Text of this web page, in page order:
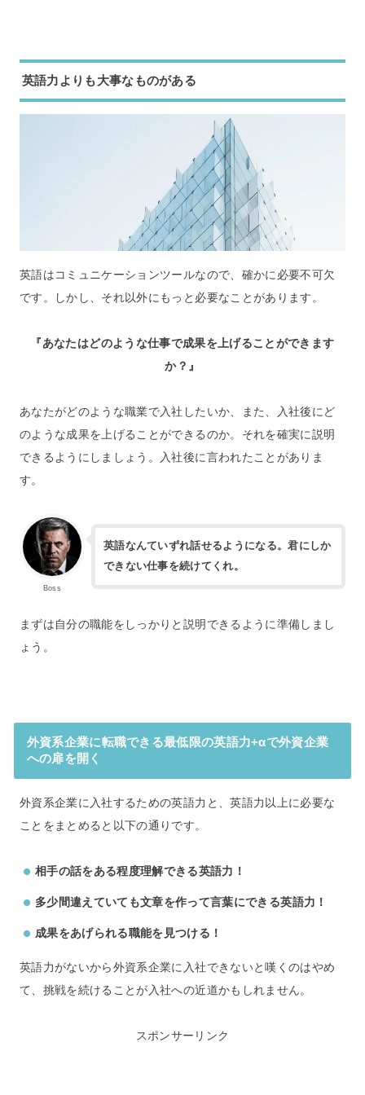
英語力よりも大事なものがある
英語はコミュニケーションツールなので、確かに必要不可欠
です。しかし、それ以外にもっと必要なことがあります。
『あなたはどのような仕事で成果を上げることができます
か？』
あなたがどのような職業で入社したいか、また、入社後にど
のような成果を上げることができるのか。それを確実に説明
できるようにしましょう。入社後に言われたことがありま
す。
Boss
英語なんていずれ話せるようになる。君にしか
できない仕事を続けてくれ。
まずは自分の職能をしっかりと説明できるように準備しまし
ょう。
外資系企業に転職できる最低限の英語力+αで外資企業
への扉を開く
外資系企業に入社するための英語力と、英語力以上に必要な
ことをまとめると以下の通りです。
相手の話をある程度理解できる英語力！
多少間違えていても文章を作って言葉にできる英語力！
成果をあげられる職能を見つける！
英語力がないから外資系企業に入社できないと嘆くのはやめ
て、挑戦を続けることが入社への近道かもしれません。
スポンサーリンク